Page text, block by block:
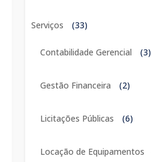
Serviços (33)
Contabilidade Gerencial (3)
Gestão Financeira (2)
Licitações Públicas (6)
Locação de Equipamentos